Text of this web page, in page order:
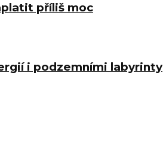
příliš moc
i podzemními labyrinty